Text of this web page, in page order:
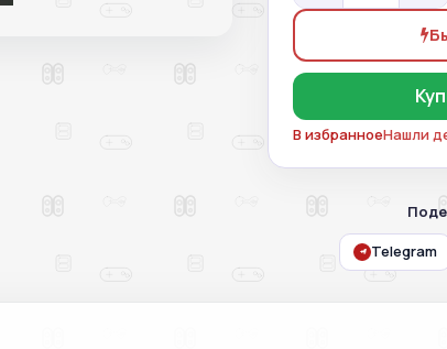
В избранноеНашли
Telegram